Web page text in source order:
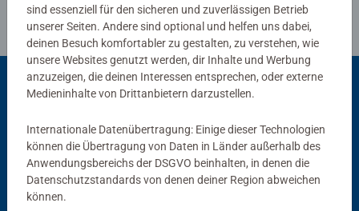
Passend dazu
sind essenziell für den sicheren und zuverlässigen Betrieb
unserer Seiten. Andere sind optional und helfen uns dabei,
deinen Besuch komfortabler zu gestalten, zu verstehen, wie
unsere Websites genutzt werden, dir Inhalte und Werbung
anzuzeigen, die deinen Interessen entsprechen, oder externe
Medieninhalte von Drittanbietern darzustellen.
Internationale Datenübertragung: Einige dieser Technologien
können die Übertragung von Daten in Länder außerhalb des
Anwendungsbereichs der DSGVO beinhalten, in denen die
Datenschutzstandards von denen deiner Region abweichen
können.